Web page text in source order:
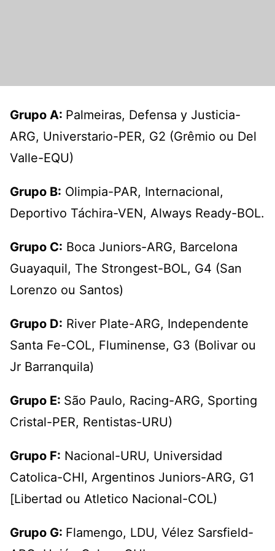
Grupo A: Palmeiras, Defensa y Justicia-
ARG, Universtario-PER, G2 (Grêmio ou Del
Valle-EQU)
Grupo B: Olimpia-PAR, Internacional,
Deportivo Táchira-VEN, Always Ready-BOL.
Grupo C: Boca Juniors-ARG, Barcelona
Guayaquil, The Strongest-BOL, G4 (San
Lorenzo ou Santos)
Grupo D: River Plate-ARG, Independente
Santa Fe-COL, Fluminense, G3 (Bolivar ou
Jr Barranquila)
Grupo E: São Paulo, Racing-ARG, Sporting
Cristal-PER, Rentistas-URU)
Grupo F: Nacional-URU, Universidad
Catolica-CHI, Argentinos Juniors-ARG, G1
[Libertad ou Atletico Nacional-COL)
Grupo G: Flamengo, LDU, Vélez Sarsfield-